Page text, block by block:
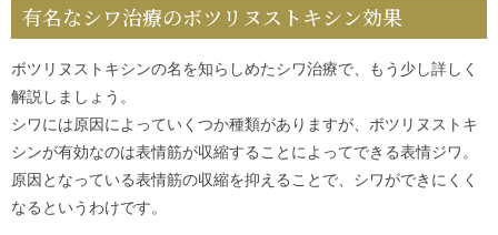
有名なシワ治療のボツリヌストキシン効果
ボツリヌストキシンの名を知らしめたシワ治療で、もう少し詳しく
解説しましょう。
シワには原因によっていくつか種類がありますが、ボツリヌストキ
シンが有効なのは表情筋が収縮することによってできる表情ジワ。
原因となっている表情筋の収縮を抑えることで、シワができにくく
なるというわけです。